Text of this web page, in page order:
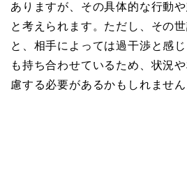
ありますが、その具体的な行動
と考えられます。ただし、その
と、相手によっては過干渉と感
も持ち合わせているため、状況
慮する必要があるかもしれません